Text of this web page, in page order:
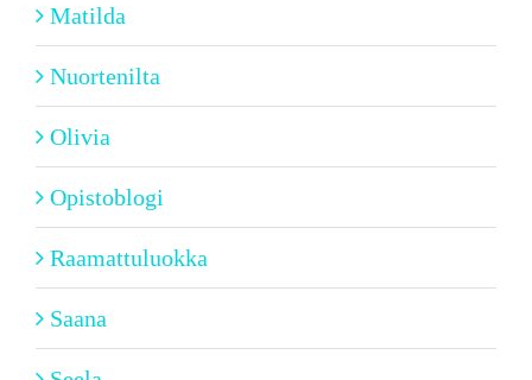
Matilda
Nuortenilta
Olivia
Opistoblogi
Raamattuluokka
Saana